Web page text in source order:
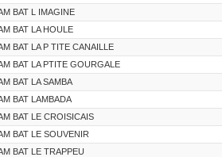
BAT L IMAGINE
BAT LA HOULE
BAT LA P TITE CANAILLE
BAT LA PTITE GOURGALE
BAT LA SAMBA
BAT LAMBADA
BAT LE CROISICAIS
BAT LE SOUVENIR
BAT LE TRAPPEU